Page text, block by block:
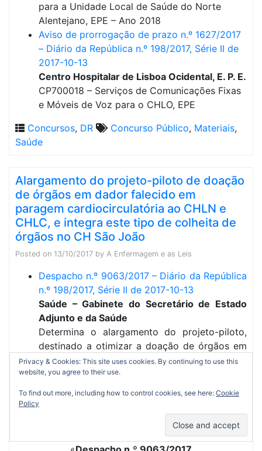
para a Unidade Local de Saúde do Norte
Alentejano, EPE – Ano 2018
Aviso de prorrogação de prazo n.º 1627/2017
– Diário da República n.º 198/2017, Série II de
2017-10-13
Centro Hospitalar de Lisboa Ocidental, E. P. E.
CP700018 – Serviços de Comunicações Fixas
e Móveis de Voz para o CHLO, EPE
Concursos, DR Concurso Público, Materiais,
Saúde
Alargamento do projeto-piloto de doação
de órgãos em dador falecido em
paragem cardiocirculatória ao CHLN e
CHLC, e integra este tipo de colheita de
órgãos no CH São João
Posted on 13/10/2017 by A Enfermagem e as Leis
Despacho n.º 9063/2017 – Diário da República
n.º 198/2017, Série II de 2017-10-13
Saúde – Gabinete do Secretário de Estado
Adjunto e da Saúde
Determina o alargamento do projeto-piloto,
destinado a otimizar a doação de órgãos em
dador falecido em paragem cardiocirculatória,
aos Centros Hospitalares de Lisboa Norte e
de Lisboa Central, e integra este tipo de
Privacy & Cookies: This site uses cookies. By continuing to use this
website, you agree to their use.
To find out more, including how to control cookies, see here: Cookie
Policy